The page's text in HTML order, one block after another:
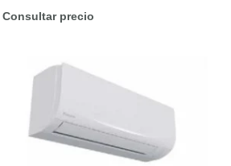
Consultar precio